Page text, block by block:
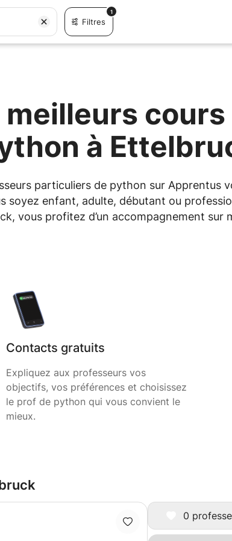
Filtres
1
meilleurs
à
particuliers de python sur Apprentus
soyez enfant, adulte, débutant ou
vous profitez d’un accompagnement sur
Contacts gratuits
Expliquez aux professeurs vos
objectifs, vos préférences et choisissez
le prof de python qui vous convient le
mieux.
0